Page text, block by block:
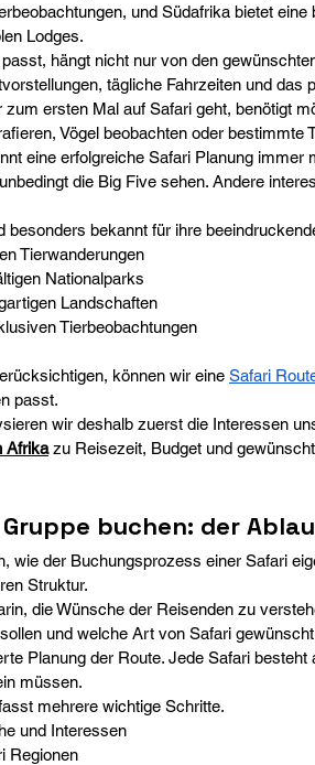
und Südafrika bietet
Lodges.
hängt nicht nur von den
tägliche Fahrzeiten und das
ersten Mal auf Safari geht, benötigt
Vögel beobachten oder bestimmte
eine erfolgreiche Safari Planung immer
die Big Five sehen. Andere
besonders bekannt für ihre
Tierwanderungen
Nationalparks
Landschaften
Tierbeobachtungen
können wir eine Safari
passt.
wir deshalb zuerst die Interessen
Afrika zu Reisezeit, Budget und
buchen: der
wie der Buchungsprozess einer Safari
Struktur.
die Wünsche der Reisenden zu
und welche Art von Safari
Planung der Route. Jede Safari
müssen.
mehrere wichtige Schritte.
und Interessen
Regionen